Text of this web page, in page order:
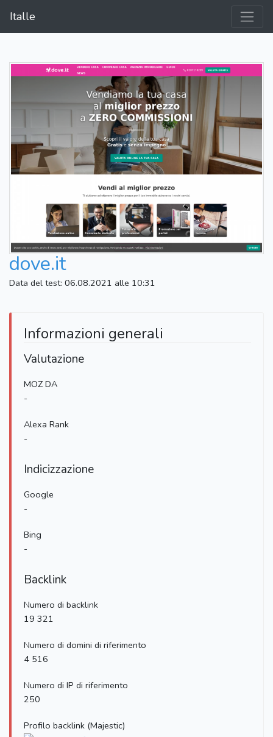
Italle
dove.it
Data del test: 06.08.2021 alle 10:31
Informazioni generali
Valutazione
MOZ DA
-
Alexa Rank
-
Indicizzazione
Google
-
Bing
-
Backlink
Numero di backlink
19 321
Numero di domini di riferimento
4 516
Numero di IP di riferimento
250
Profilo backlink (Majestic)